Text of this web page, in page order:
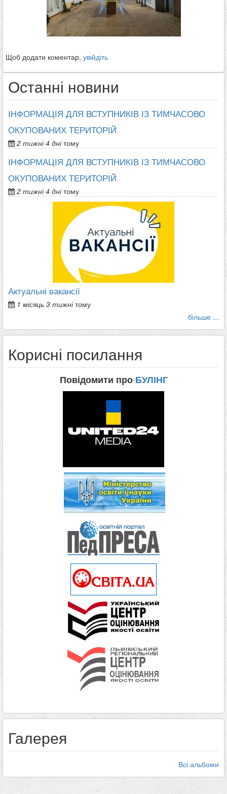
Щоб додати коментар, увійдіть
Останні новини
ІНФОРМАЦІЯ ДЛЯ ВСТУПНИКІВ ІЗ ТИМЧАСОВО
ОКУПОВАНИХ ТЕРИТОРІЙ
2 тижні 4 днітому
ІНФОРМАЦІЯ ДЛЯ ВСТУПНИКІВ ІЗ ТИМЧАСОВО
ОКУПОВАНИХ ТЕРИТОРІЙ
2 тижні 4 днітому
Актуальні вакансії
1 місяць 3 тижнітому
більше ...
Корисні посилання
Повідомити про БУЛІНГ
Галерея
Всі альбоми